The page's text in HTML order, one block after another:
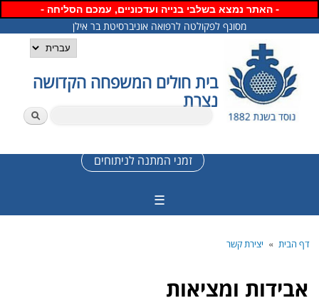
דילוג
לתוכן
-האתר נמצאבשלבי בנייה ועדכוניים, עמכם הסליחה -
מסונף לפקולטה לרפואה אוניברסיטת בר אילן
שפות
זמני המתנה לניתוחים
טופס חיפוש
חיפוש
בית חולים המשפחה הקדושה
נצרת
☰
דף הבית » יצירת קשר
אבידות ומציאות